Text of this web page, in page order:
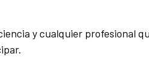
y cualquier profesional